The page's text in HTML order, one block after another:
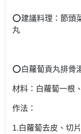
⭕️建議料理：節頭
丸
⭕️白蘿蔔貢丸排骨
材料：白蘿蔔一根
作法：
1.白蘿蔔去皮、切